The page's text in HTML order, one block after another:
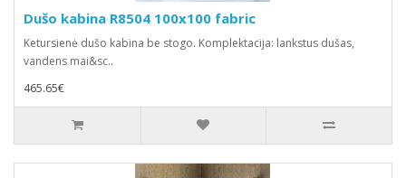
Dušo kabina R8504 100x100 fabric
Ketursienė dušo kabina be stogo. Komplektacija: lankstus dušas,
vandens mai&sc..
465.65€